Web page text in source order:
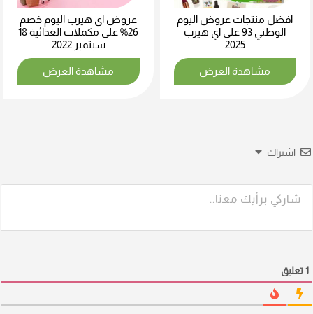
افضل منتجات عروض اليوم
الوطني 93 على اي هيرب
2025
مشاهدة العرض
عروض اي هيرب اليوم خصم
26% على مكملات الغذائية 18
سبتمبر 2022
مشاهدة العرض
اشتراك
1تعليق